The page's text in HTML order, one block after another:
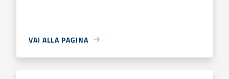
VAI ALLA PAGINA